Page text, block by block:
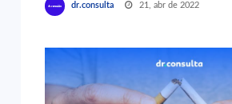
dr.consulta 21, abr de 2022